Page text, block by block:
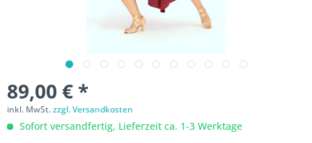
89,00 € *
inkl. MwSt.zzgl. Versandkosten
Sofort versandfertig, Lieferzeit ca. 1-3 Werktage